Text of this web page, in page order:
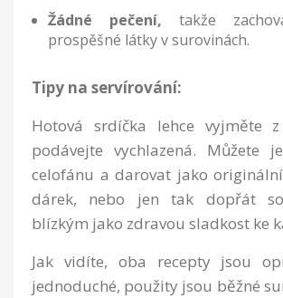
Žádné pečení, takže
prospěšné látky v surovinách.
Tipy na servírování:
Hotová srdíčka lehce vyjměte
podávejte vychlazená. Můžete
celofánu a darovat jako
dárek, nebo jen tak dopřát
blízkým jako zdravou sladkost ke
Jak vidíte, oba recepty jsou
jednoduché, použity jsou běžné